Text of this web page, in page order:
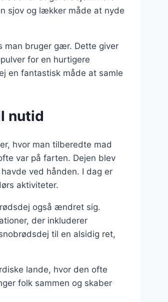
sjov og lækker måde at nyde
man bruger gær. Dette giver
for en hurtigere
en fantastisk måde at samle
nutid
hvor man tilberedte mad
var på farten. Dejen blev
ved hånden. I dag er
aktiviteter.
også ændret sig.
der inkluderer
til en alsidig ret,
lande, hvor den ofte
folk sammen og skaber